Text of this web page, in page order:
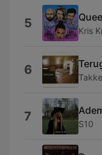
5 Kris
6
7 S10